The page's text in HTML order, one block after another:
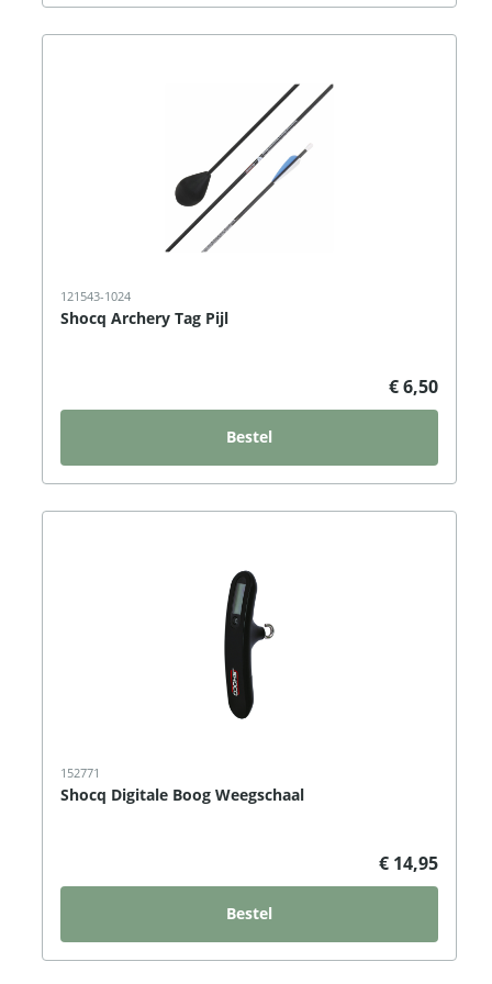
121543-1024
Shocq Archery Tag Pijl
€ 6,50
Bestel
152771
Shocq Digitale Boog Weegschaal
€ 14,95
Bestel